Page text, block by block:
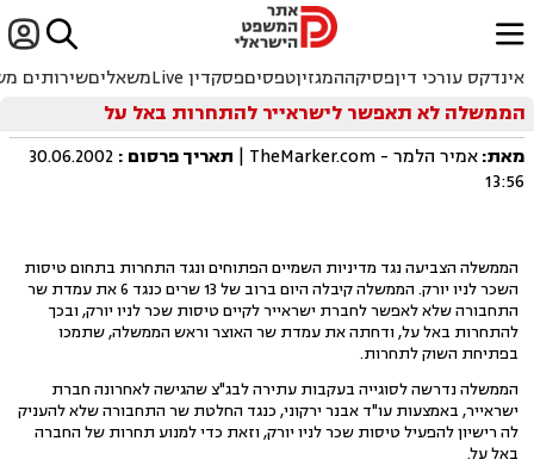

ﱐ
אינדקס עורכי דיןפסיקההמגזיןטפסיםפסקדין Live משאליםשירותים
הממשלה לא תאפשר לישראייר להתחרות באל על
מאת:אמיר הלמר - TheMarker.com | תאריך פרסום :
30.06.2002
13:56
הממשלה הצביעה נגד מדיניות השמיים הפתוחים ונגד התחרות בתחום טיסות
השכר לניו יורק. הממשלה קיבלה היום ברוב של 13 שרים כנגד 6 את עמדת שר
התחבורה שלא לאפשר לחברת ישראייר לקיים טיסות שכר לניו יורק, ובכך
להתחרות באל על, ודחתה את עמדת שר האוצר וראש הממשלה, שתמכו
בפתיחת השוק לתחרות.
הממשלה נדרשה לסוגייה בעקבות עתירה לבג"צ שהגישה לאחרונה חברת
ישראייר, באמצעות עו"ד אבנר ירקוני, כנגד החלטת שר התחבורה שלא להעניק
לה רישיון להפעיל טיסות שכר לניו יורק, וזאת כדי למנוע תחרות של החברה
באל על.